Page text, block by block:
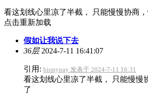
看这划线心里凉了半截， 只能慢慢协商
点击重新加载
假如让我说下去
36层2024-7-11 16:41:07
引用: bionypay 发表于 2024-7-11 16:31
看这划线心里凉了半截， 只能慢慢
了